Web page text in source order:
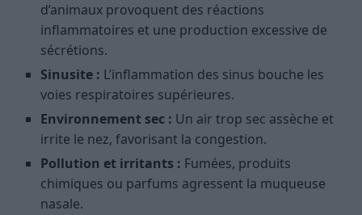
d’animaux provoquent des réactions
inflammatoires et une production excessive de
sécrétions.
Sinusite : L’inflammation des sinus bouche les
voies respiratoires supérieures.
Environnement sec : Un air trop sec assèche et
irrite le nez, favorisant la congestion.
Pollution et irritants : Fumées, produits
chimiques ou parfums agressent la muqueuse
nasale.